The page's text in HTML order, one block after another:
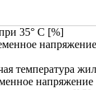
35° C [%]
температура